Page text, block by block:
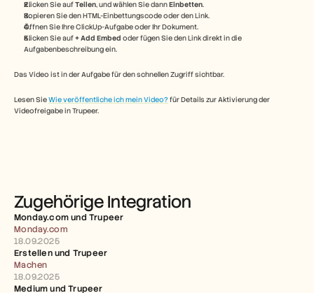
Klicken Sie auf Teilen, und wählen Sie dann Einbetten.
Kopieren Sie den HTML-Einbettungscode oder den Link.
Öffnen Sie Ihre ClickUp-Aufgabe oder Ihr Dokument.
Klicken Sie auf + Add Embed oder fügen Sie den Link direkt in die
Aufgabenbeschreibung ein.
Das Video ist in der Aufgabe für den schnellen Zugriff sichtbar.
Lesen Sie Wie veröffentliche ich mein Video? für Details zur Aktivierung der
Videofreigabe in Trupeer.
Zugehörige Integration
Monday.com und Trupeer
Monday.com
18.09.2025
Erstellen und Trupeer
Machen
18.09.2025
Medium und Trupeer
Hilfecenter
Preise
FAQs
Announcement
Partner Program
ANWENDUNGSFÄLLE
Veränderungsmanagement
Vertriebsunterstützung
Produktmarketing
Kundenerfolg